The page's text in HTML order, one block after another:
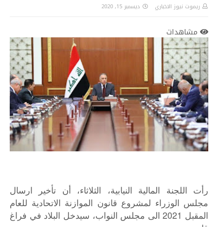
ريموت نيوز الاخباري ديسمبر 15, 2020
مشاهدات
رأت اللجنة المالية النيابية، الثلاثاء، أن تأخير ارسال
مجلس الوزراء لمشروع قانون الموازنة الاتحادية للعام
المقبل 2021 الى مجلس النواب، سيدخل البلاد في فراغ